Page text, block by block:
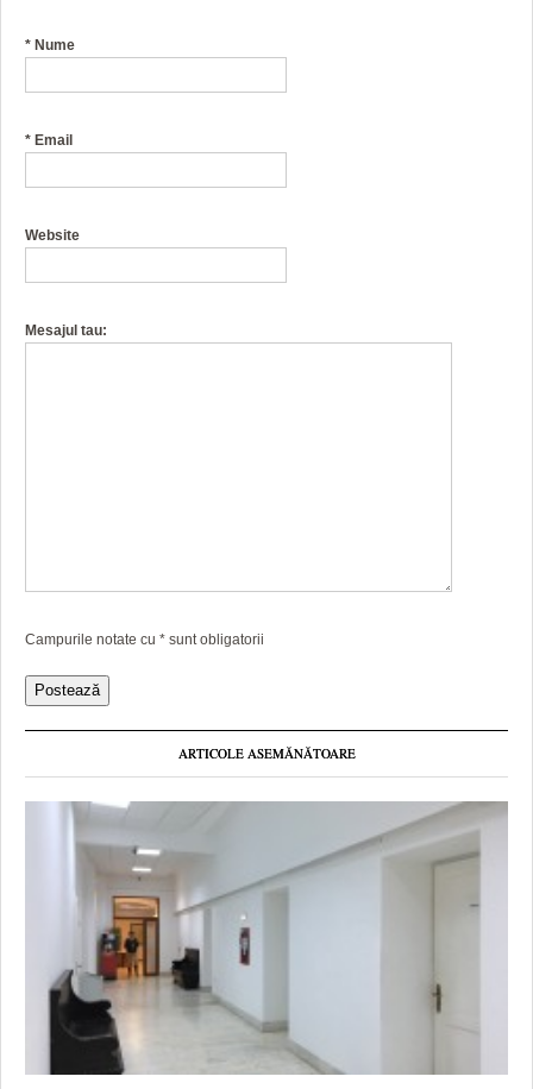
* Nume
* Email
Website
Mesajul tau:
Campurile notate cu * sunt obligatorii
ARTICOLE ASEMĂNĂTOARE